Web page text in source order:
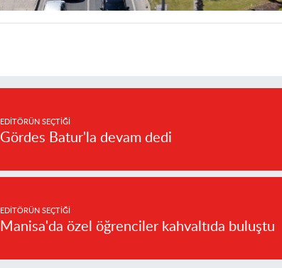
EDITÖRÜN SEÇTIĞI
Gördes Batur'la devam dedi
EDITÖRÜN SEÇTIĞI
Manisa'da özel öğrenciler kahvaltıda buluştu